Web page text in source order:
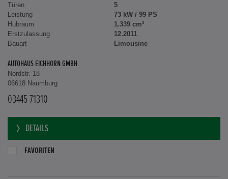
Türen
5
Leistung
73 kW / 99 PS
Hubraum
1.339 cm³
Erstzulassung
12.2011
Bauart
Limousine
AUTOHAUS EICHHORN GMBH
Nordstr. 18
06618 Naumburg
03445 71310
DETAILS
FAVORITEN